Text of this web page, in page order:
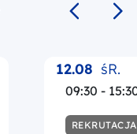
Poprzedni
12.08 śR.
09:30 -